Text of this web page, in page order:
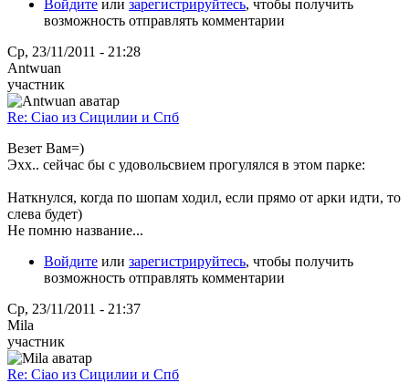
Войдите или зарегистрируйтесь, чтобы получить
возможность отправлять комментарии
Ср, 23/11/2011 - 21:28
Antwuan
участник
Re: Ciao из Сицилии и Спб
Везет Вам=)
Эхх.. сейчас бы с удовольсвием прогулялся в этом парке:
Наткнулся, когда по шопам ходил, если прямо от арки идти, то
слева будет)
Не помню название...
Войдите или зарегистрируйтесь, чтобы получить
возможность отправлять комментарии
Ср, 23/11/2011 - 21:37
Mila
участник
Re: Ciao из Сицилии и Спб